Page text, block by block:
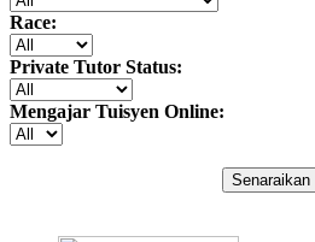
Race:
Private Tutor Status:
Mengajar Tuisyen Online:
Senaraikan